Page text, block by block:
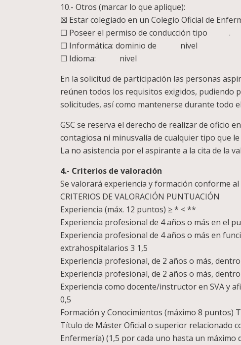
10.- Otros (marcar lo que aplique):
☒ Estar colegiado en un Colegio Oficial de
☐ Poseer el permiso de conducción tipo .
☐ Informática: dominio de nivel
☐ Idioma: nivel
En la solicitud de participación las personas
reúnen todos los requisitos exigidos, pudiendo
solicitudes, así como mantenerse durante todo
GSC se reserva el derecho de realizar de oficio
contagiosa ni minusvalía de cualquier tipo que
La no asistencia por el aspirante a la cita de la
4.- Criterios de valoración
Se valorará experiencia y formación conforme
CRITERIOS DE VALORACIÓN PUNTUACIÓN
Experiencia (máx. 12 puntos) ≥ * < **
Experiencia profesional de 4 años o más en el
Experiencia profesional de 4 años o más en
extrahospitalarios 3 1,5
Experiencia profesional, de 2 años o más,
Experiencia profesional, de 2 años o más,
Experiencia como docente/instructor en SVA y
0,5
Formación y Conocimientos (máximo 8 puntos)
Título de Máster Oficial o superior relacionado
Enfermería) (1,5 por cada uno hasta un máximo